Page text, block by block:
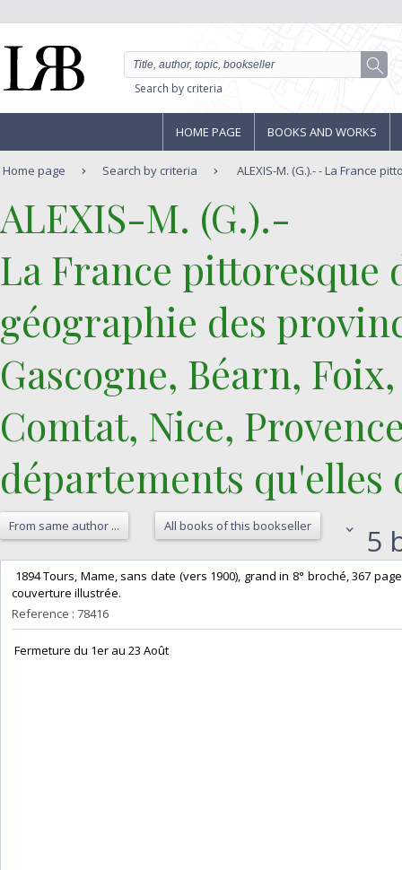
Search by criteria
HOME PAGE BOOKS AND WORKS
Home page Search by criteria ALEXIS-M. (G.).- - La France
‎ALEXIS-M. (G.).-‎
‎La France
géographie des
Gascogne, Béarn,
Comtat, Nice,
départements qu'elles
From same author ... All books of this bookseller 5
1894 Tours, Mame, sans date (vers 1900), grand in 8° broché, 367
couverture illustrée. ‎
Reference : 78416
‎ Fermeture du 1er au 23 Août‎